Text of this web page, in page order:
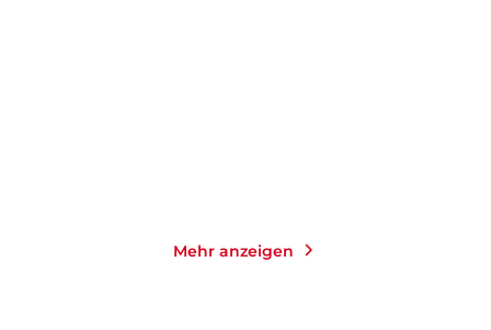
Mehr anzeigen